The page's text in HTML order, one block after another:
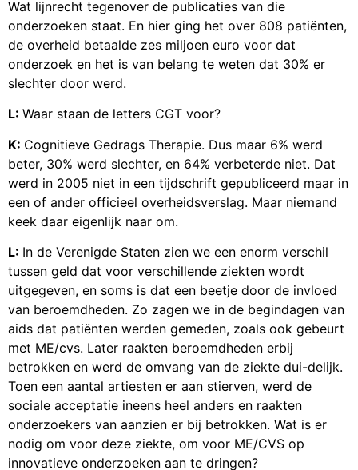
Wat lijnrecht tegenover de publicaties van die
onderzoeken staat. En hier ging het over 808 patiënten,
de overheid betaalde zes miljoen euro voor dat
onderzoek en het is van belang te weten dat 30% er
slechter door werd.
L: Waar staan de letters CGT voor?
K: Cognitieve Gedrags Therapie. Dus maar 6% werd
beter, 30% werd slechter, en 64% verbeterde niet. Dat
werd in 2005 niet in een tijdschrift gepubliceerd maar in
een of ander officieel overheidsverslag. Maar niemand
keek daar eigenlijk naar om.
L: In de Verenigde Staten zien we een enorm verschil
tussen geld dat voor verschillende ziekten wordt
uitgegeven, en soms is dat een beetje door de invloed
van beroemdheden. Zo zagen we in de begindagen van
aids dat patiënten werden gemeden, zoals ook gebeurt
met ME/cvs. Later raakten beroemdheden erbij
betrokken en werd de omvang van de ziekte dui-delijk.
Toen een aantal artiesten er aan stierven, werd de
sociale acceptatie ineens heel anders en raakten
onderzoekers van aanzien er bij betrokken. Wat is er
nodig om voor deze ziekte, om voor ME/CVS op
innovatieve onderzoeken aan te dringen?